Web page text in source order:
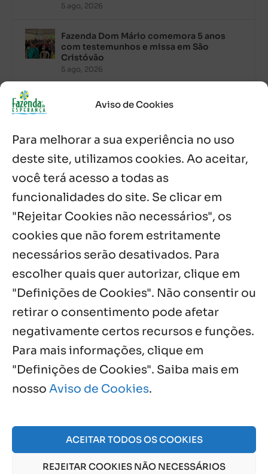
Aviso de Cookies
Para melhorar a sua experiência no uso
deste site, utilizamos cookies. Ao aceitar,
você terá acesso a todas as
funcionalidades do site. Se clicar em
"Rejeitar Cookies não necessários", os
cookies que não forem estritamente
necessários serão desativados. Para
escolher quais quer autorizar, clique em
"Definições de Cookies". Não consentir ou
retirar o consentimento pode afetar
negativamente certos recursos e funções.
Para mais informações, clique em
"Definições de Cookies". Saiba mais em
nosso Aviso de Cookies.
ACEITAR TODOS OS COOKIES
REJEITAR COOKIES NÃO NECESSÁRIOS
5 ago, 2026
Fazenda Dom Mário comemora 5 anos
com testemunhos e missa em São
Cristóvão
5 ago, 2026
Palavra Diária (05/08/2026)
Palavra Diária (04/08/2026)
4 ago, 2026
Palavra de Vida (Agosto de 2026)
Notícias por Categoria
Próximos Eventos
Agosto, 2026